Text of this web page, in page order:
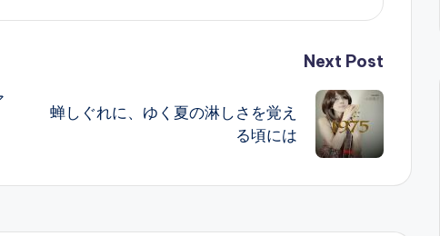
Next Post
蝉しぐれに、ゆく夏の淋しさを覚え
る頃には